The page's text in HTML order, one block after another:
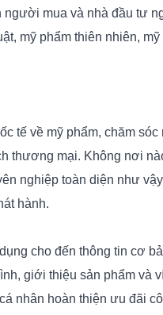
mua và nhà đầu tư
mỹ phẩm thiên nhiên,
tế về mỹ phẩm, chăm
thương mại. Không nơi
nghiệp toàn diện như
hành.
cho đến thông tin cơ
giới thiệu sản phẩm và
nhân hoàn thiện ưu đãi